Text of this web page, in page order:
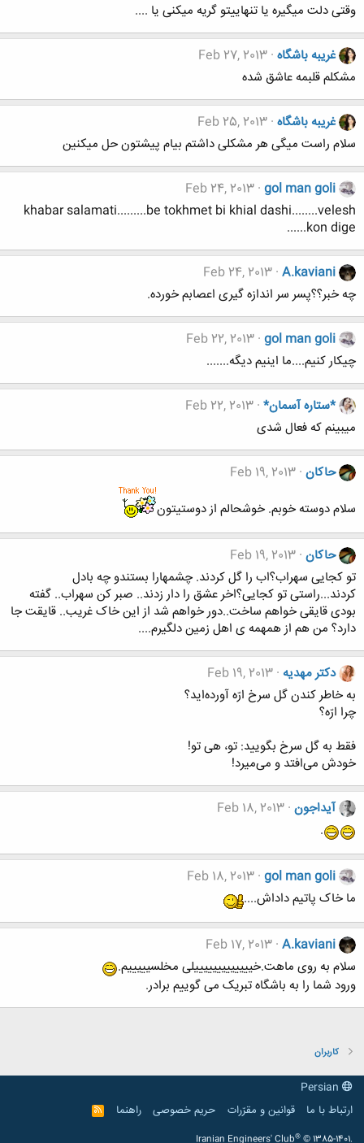
وقتی دلت میگیره یا تنهاییتو گریه میکنی یا ....
غریبه باشگاه Feb 27, 2013
مشکلم قلبمه عاشق شده
غریبه باشگاه Feb 25, 2013
سلام راست میگی هر مشکلی داشتم بیام پیشتون حل میکنین
gol man goli
Feb 24, 2013
khabar salamati.........be tokhmet bi khial dashi........velesh
kon dige......
A.kaviani
Feb 24, 2013
چه خبر؟؟پسر سر اندازه گیری اعصابم خورده.
gol man goli
Feb 22, 2013
چیکار کنیم....ما اینیم دیگه.......
*ستاره آسمان* Feb 22, 2013
میبینم که فعال شدی
حاکان Feb 19, 2013
سلام دوسته خوبم. خوشحالم از دوستیتون
حاکان Feb 19, 2013
تو کجایی سهراب؟اب را گل کردند. چشمهارا بستندو چه بادل
کردند...راستی تو کجایی؟اخر عشق را دار زدند.. صبر کن سهراب.. گفته
بودی قایقی خواهم ساخت..دور خواهم شد از این خاک غریب.. قایقت جا
دارد؟ من هم از همهمه ی اهل زمین دلگیرم....
دکتر مهدیه Feb 19, 2013
به خاطر کندن گل سرخ ارّه آورده‌اید؟
چرا ارّه؟
فقط به گل سرخ بگویید: تو، هی تو!
خودش می‌افتد و می‌میرد!
آیداجون Feb 18, 2013
.
gol man goli
Feb 18, 2013
ما خاک پاتیم داداش....
A.kaviani
Feb 17, 2013
سلام به روی ماهت.خیییییییییییییلی مخلسیییییم.
ورود شما را به باشگاه تبریک می گوییم برادر.
کاربران
ارتباط با ما
قوانین و مقرّرات حریم خصوصی راهنما
R
S
Iranian Engineers' Club® © 1385-1401.